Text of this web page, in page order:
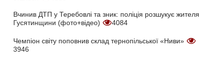
Вчинив ДТП у Теребовлі та зник: поліція розшукує жителя
Гусятинщини (фото+відео)
4084
Чемпіон світу поповнив склад тернопільської «Ниви»
3946